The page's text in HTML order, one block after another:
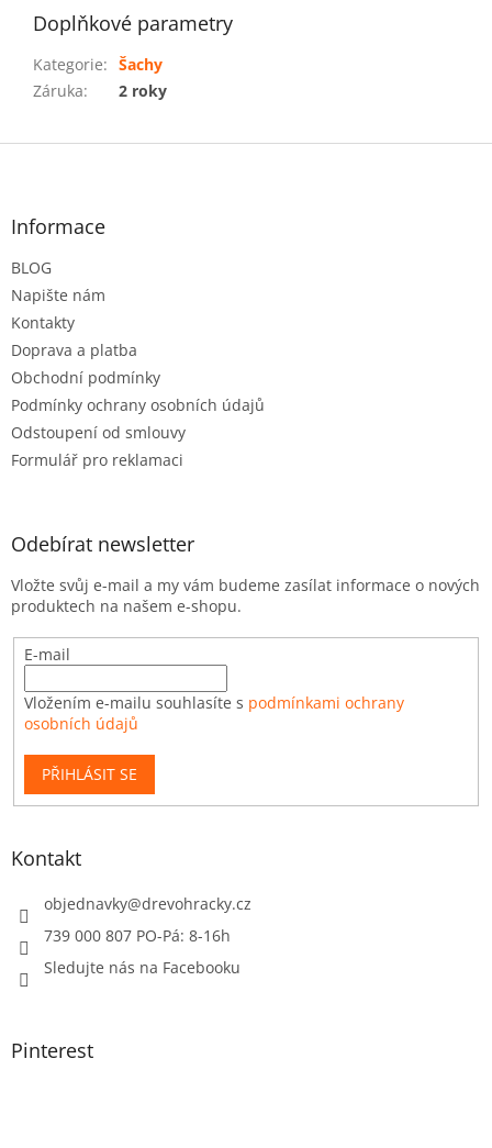
Doplňkové parametry
Kategorie: Šachy
Záruka: 2 roky
Z
Informace
BLOG
Napište nám
Kontakty
Doprava a platba
Obchodní podmínky
Podmínky ochrany osobních údajů
Odstoupení od smlouvy
Formulář pro reklamaci
Odebírat newsletter
Vložte svůj e-mail a my vám budeme zasílat informace o nových
produktech na našem e-shopu.
E-mail
Vložením e-mailu souhlasíte s podmínkami ochrany
osobních údajů
PŘIHLÁSIT SE
Kontakt
objednavky@drevohracky.cz
739 000 807 PO-Pá: 8-16h
Sledujte nás na Facebooku
Pinterest